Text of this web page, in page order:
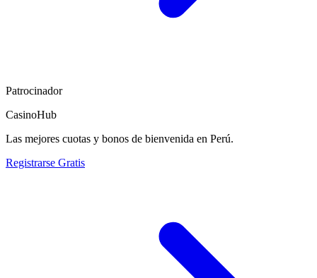
Patrocinador
CasinoHub
Las mejores cuotas y bonos de bienvenida en Perú.
Registrarse Gratis